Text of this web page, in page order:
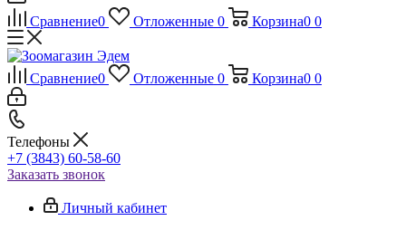
Сравнение0 Отложенные 0 Корзина0 0
Сравнение0 Отложенные 0 Корзина0 0
Телефоны
+7 (3843) 60-58-60
Заказать звонок
Личный кабинет